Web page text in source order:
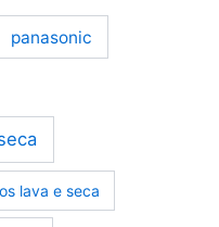
panasonic
lava e seca